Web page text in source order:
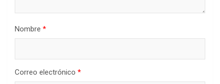
Nombre *
Correo electrónico *